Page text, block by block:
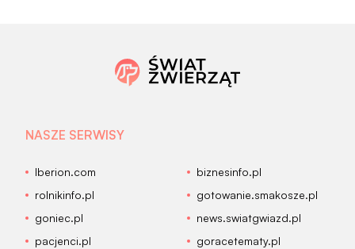
NASZE SERWISY
Iberion.com
biznesinfo.pl
rolnikinfo.pl
gotowanie.smakosze.pl
goniec.pl
news.swiatgwiazd.pl
pacjenci.pl
goracetematy.pl